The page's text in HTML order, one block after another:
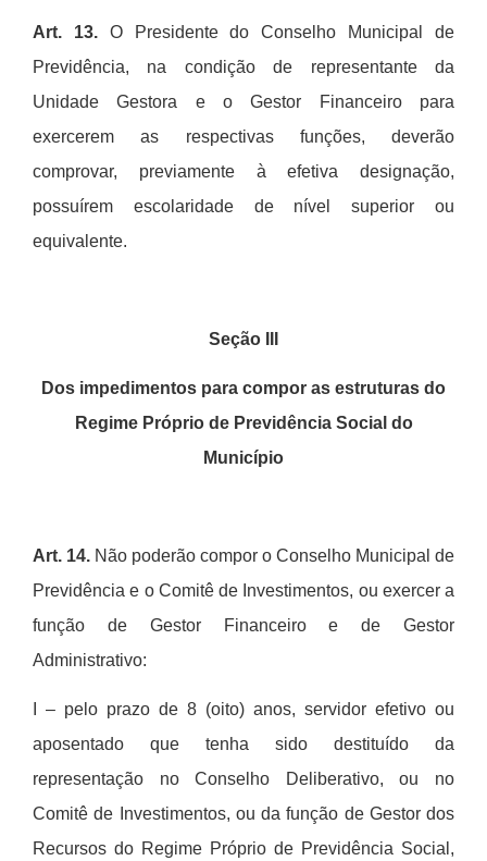
Art. 13.O Presidente do Conselho Municipal de
Previdência, na condição de representante da
Unidade Gestora e o Gestor Financeiro para
exercerem as respectivas funções, deverão
comprovar, previamente àefetiva designação,
possuírem escolaridade de nível superior ou
equivalente.
Seção III
Dos impedimentos para compor as estruturas do
Regime Próprio de Previdência Social do
Município
Art. 14. Não poderão compor o Conselho Municipal de
Previdência e o Comitê de Investimentos, ou exercer a
função de Gestor Financeiro e de Gestor
Administrativo:
I – pelo prazo de 8 (oito) anos, servidor efetivo ou
aposentado que tenha sido destituído da
representação no Conselho Deliberativo, ou no
Comitêde Investimentos, ou da função de Gestor dos
Recursos do Regime Próprio de Previdência Social,